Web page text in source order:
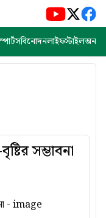
বিনোদনলাইফস্টাইল
সম্ভাবনা